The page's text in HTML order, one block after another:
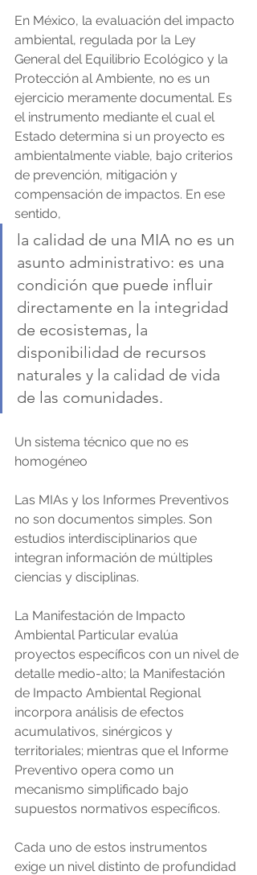
En México, la evaluación del impacto
ambiental, regulada por la Ley
General del Equilibrio Ecológico y la
Protección al Ambiente, no es un
ejercicio meramente documental. Es
el instrumento mediante el cual el
Estado determina si un proyecto es
ambientalmente viable, bajo criterios
de prevención, mitigación y
compensación de impactos. En ese
sentido,
la calidad de una MIA no es un
asunto administrativo: es una
condición que puede influir
directamente en la integridad
de ecosistemas, la
disponibilidad de recursos
naturales y la calidad de vida
de las comunidades.
Un sistema técnico que no es
homogéneo
Las MIAs y los Informes Preventivos
no son documentos simples. Son
estudios interdisciplinarios que
integran información de múltiples
ciencias y disciplinas.
La Manifestación de Impacto
Ambiental Particular evalúa
proyectos específicos con un nivel de
detalle medio-alto; la Manifestación
de Impacto Ambiental Regional
incorpora análisis de efectos
acumulativos, sinérgicos y
territoriales; mientras que el Informe
Preventivo opera como un
mecanismo simplificado bajo
supuestos normativos específicos.
Cada uno de estos instrumentos
exige un nivel distinto de profundidad